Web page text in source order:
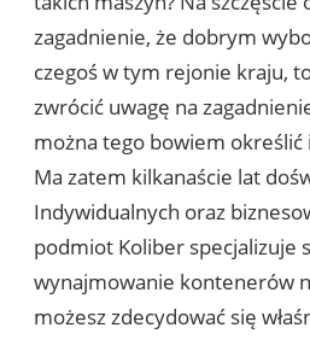
zagadnienie, że dobrym
czegoś w tym rejonie kraju,
zwrócić uwagę na
można tego bowiem określić
Ma zatem kilkanaście lat
Indywidualnych oraz
podmiot Koliber specjalizuje
wynajmowanie kontenerów
możesz zdecydować się